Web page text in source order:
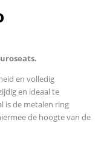
en volledig
en ideaal te
is de metalen ring
de hoogte van de